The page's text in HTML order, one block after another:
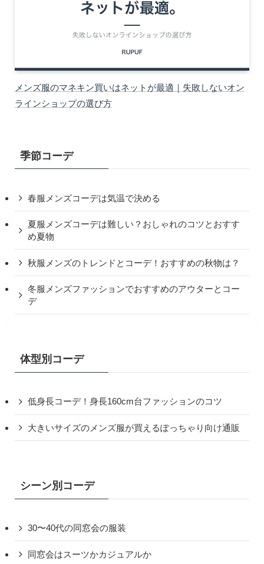
メンズ服のマネキン買いはネットが最適｜失敗しないオン
ラインショップの選び方
季節コーデ
春服メンズコーデは気温で決める
夏服メンズコーデは難しい？おしゃれのコツとおすす
め夏物
秋服メンズのトレンドとコーデ！おすすめの秋物は？
冬服メンズファッションでおすすめのアウターとコー
デ
体型別コーデ
低身長コーデ！身長160cm台ファッションのコツ
大きいサイズのメンズ服が買えるぽっちゃり向け通販
シーン別コーデ
30〜40代の同窓会の服装
同窓会はスーツかカジュアルか